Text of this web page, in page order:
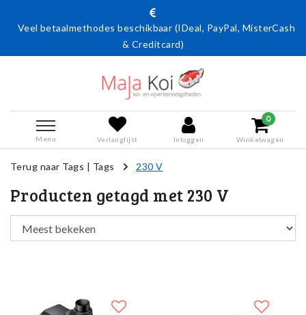
Veel betaalmethodes beschikbaar (IDeal, PayPal, MisterCash
& Creditcard)
Menu Verlanglijst Inloggen
0
Winkelwagen
Terug naar Tags | Tags 230 V
Producten getagd met 230 V